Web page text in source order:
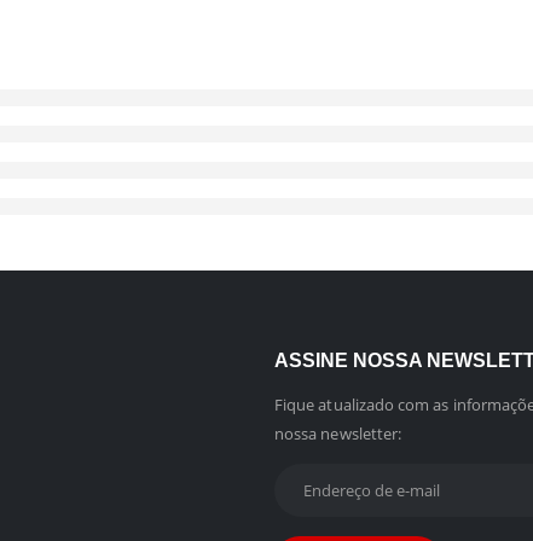
ASSINE NOSSA
Fique atualizado com as
nossa newsletter: